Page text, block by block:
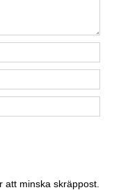
att minska skräppost.